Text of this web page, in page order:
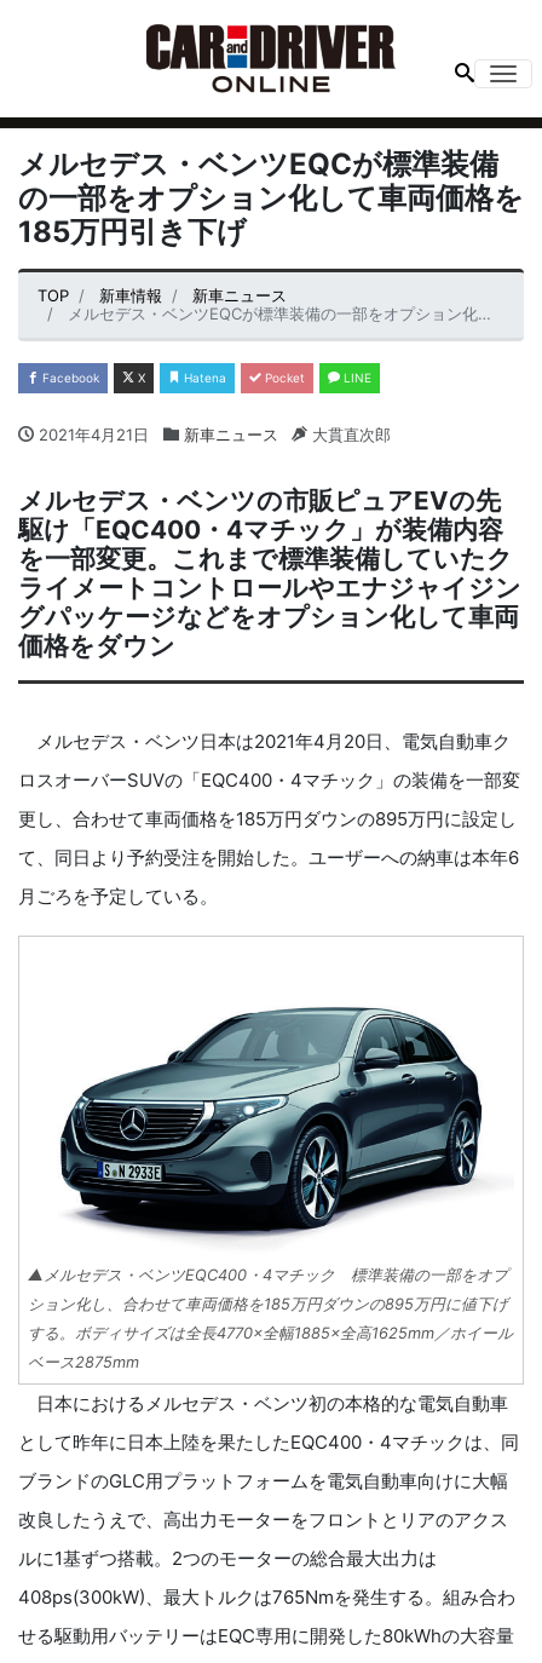
メルセデス・ベンツEQCが標準装備
の一部をオプション化して車両価格を
185万円引き下げ
TOP 新車情報
新車ニュース
メルセデス・ベンツEQCが標準装備の一部をオプション化して車両価格を185万円引き下げ
Facebook X Hatena Pocket LINE
2021年4月21日 新車ニュース 大貫直次郎
メルセデス・ベンツの市販ピュアEVの先
駆け「EQC400・4マチック」が装備内容
を一部変更。これまで標準装備していたク
ライメートコントロールやエナジャイジン
グパッケージなどをオプション化して車両
価格をダウン
メルセデス・ベンツ日本は2021年4月20日、電気自動車ク
ロスオーバーSUVの「EQC400・4マチック」の装備を一部変
更し、合わせて車両価格を185万円ダウンの895万円に設定し
て、同日より予約受注を開始した。ユーザーへの納車は本年6
月ごろを予定している。
▲メルセデス・ベンツEQC400・4マチック 標準装備の一部をオプ
ション化し、合わせて車両価格を185万円ダウンの895万円に値下げ
する。ボディサイズは全長4770×全幅1885×全高1625mm／ホイール
ベース2875mm
日本におけるメルセデス・ベンツ初の本格的な電気自動車
として昨年に日本上陸を果たしたEQC400・4マチックは、同
ブランドのGLC用プラットフォームを電気自動車向けに大幅
改良したうえで、高出力モーターをフロントとリアのアクス
ルに1基ずつ搭載。2つのモーターの総合最大出力は
408ps(300kW)、最大トルクは765Nmを発生する。組み合わ
せる駆動用バッテリーはEQC専用に開発した80kWhの大容量